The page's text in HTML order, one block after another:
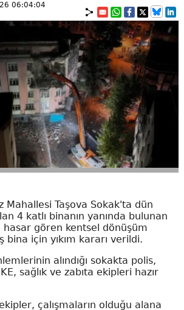
06:04:04
Mahallesi Taşova Sokak'ta dün
4 katlı binanın yanında bulunan
hasar gören kentsel dönüşüm
bina için yıkım kararı verildi.
alındığı sokakta polis,
sağlık ve zabıta ekipleri hazır
çalışmaların olduğu alana